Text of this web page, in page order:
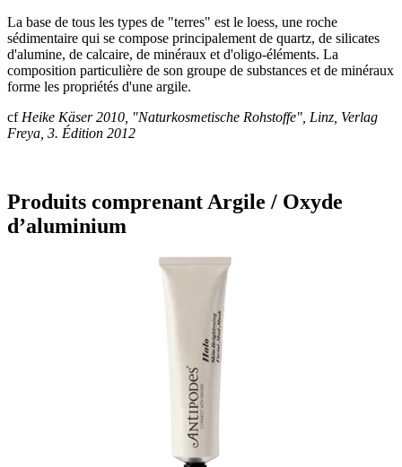
La base de tous les types de "terres" est le loess, une roche
sédimentaire qui se compose principalement de quartz, de silicates
d'alumine, de calcaire, de minéraux et d'oligo-éléments. La
composition particulière de son groupe de substances et de minéraux
forme les propriétés d'une argile.
cf Heike Käser 2010, "Naturkosmetische Rohstoffe", Linz, Verlag
Freya, 3. Édition 2012
Produits comprenant Argile / Oxyde
d’aluminium